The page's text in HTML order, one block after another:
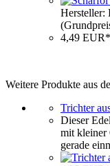
Hersteller:
4,49 EUR*
Weitere Produkte aus
Trichter
Dieser
mit kleiner
gerade